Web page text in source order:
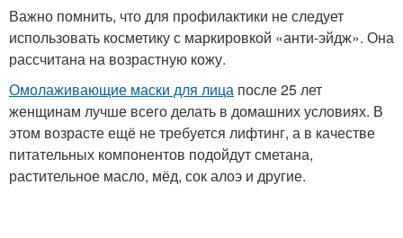
Важно помнить, что для профилактики не следует
использовать косметику с маркировкой «анти-эйдж». Она
рассчитана на возрастную кожу.
Омолаживающие маски для лица после 25 лет
женщинам лучше всего делать в домашних условиях. В
этом возрасте ещё не требуется лифтинг, а в качестве
питательных компонентов подойдут сметана,
растительное масло, мёд, сок алоэ и другие.